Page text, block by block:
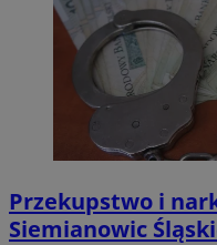
Przekupstwo i
Siemianowic